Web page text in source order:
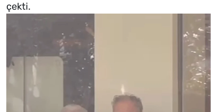
çekti.